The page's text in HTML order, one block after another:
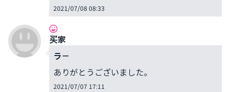
2021/07/08 08:33
买家
ラ－
ありがとうございました。
2021/07/07 17:11